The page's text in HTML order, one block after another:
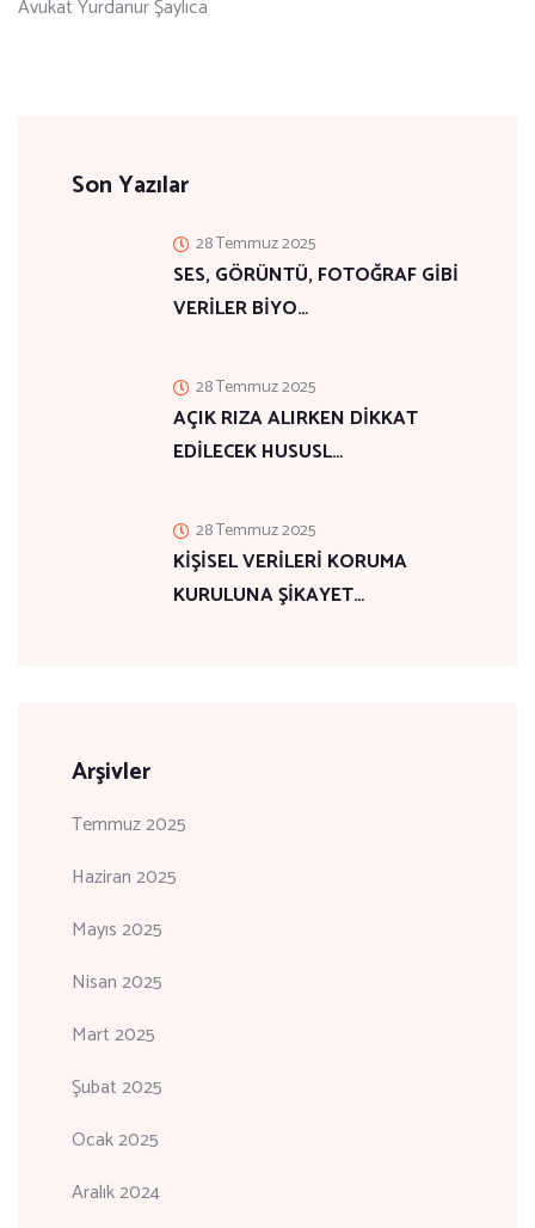
Avukat Yurdanur Şaylıca
Son Yazılar
SES, GÖRÜNTÜ, FOTOĞRAF GİBİ
VERİLER BİYO…
28 Temmuz 2025
AÇIK RIZA ALIRKEN DİKKAT
EDİLECEK HUSUSL…
28 Temmuz 2025
KİŞİSEL VERİLERİ KORUMA
KURULUNA ŞİKAYET…
28 Temmuz 2025
Arşivler
Temmuz 2025
Haziran 2025
Mayıs 2025
Nisan 2025
Mart 2025
Şubat 2025
Ocak 2025
Aralık 2024